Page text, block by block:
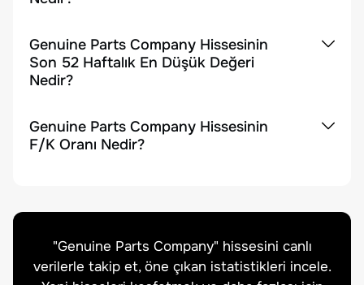
Genuine Parts Company Hissesinin
Son 52 Haftalık En Düşük Değeri
Nedir?
Genuine Parts Company Hissesinin
F/K Oranı Nedir?
"Genuine Parts Company" hissesini canlı
verilerle takip et, öne çıkan istatistikleri incele.